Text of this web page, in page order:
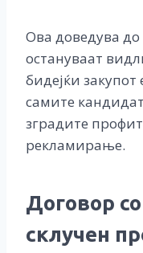
Ова доведува
остануваат
бидејќи
самите
зградите
рекламирање.
Договор
склучен